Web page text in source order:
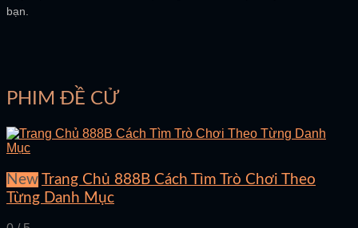
bạn.
PHIM ĐỀ CỬ
New Trang Chủ 888B Cách Tìm Trò Chơi Theo
Từng Danh Mục